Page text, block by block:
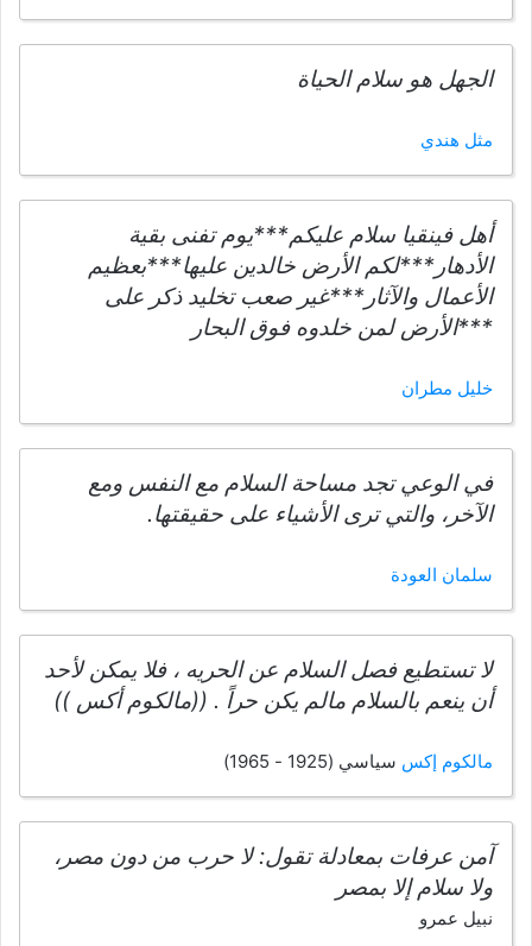
الجهل هو سلام الحياة
مثل هندي
أهل فينقيا سلام عليكم***يوم تفنى بقية
الأدهار***لكم الأرض خالدين عليها***بعظيم
الأعمال والآثار***غير صعب تخليد ذكر على
***الأرض لمن خلدوه فوق البحار
خليل مطران
في الوعي تجد مساحة السلام مع النفس ومع
الآخر، والتي ترى الأشياء على حقيقتها.
سلمان العودة
لا تستطيع فصل السلام عن الحريه ، فلا يمكن لأحد
أن ينعم بالسلام مالم يكن حراً . ((مالكوم أكس ))
مالكوم إكس سياسي (1925 - 1965)
آمن عرفات بمعادلة تقول: لا حرب من دون مصر،
ولا سلام إلا بمصر
نبيل عمرو